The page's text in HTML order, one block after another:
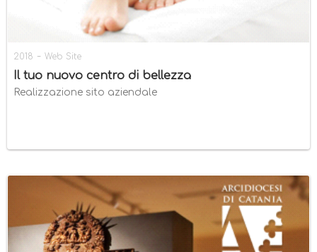
2018 - Web Site
Il tuo nuovo centro di bellezza
Realizzazione sito aziendale